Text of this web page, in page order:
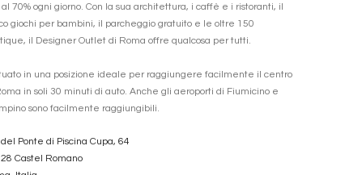
al 70% ogni giorno. Con la sua architettura, i caffè e i ristoranti, il
giochi per bambini, il parcheggio gratuito e le oltre 150
il Designer Outlet di Roma offre qualcosa per tutti.
in una posizione ideale per raggiungere facilmente il centro
in soli 30 minuti di auto. Anche gli aeroporti di Fiumicino e
sono facilmente raggiungibili.
Ponte di Piscina Cupa, 64
Castel Romano